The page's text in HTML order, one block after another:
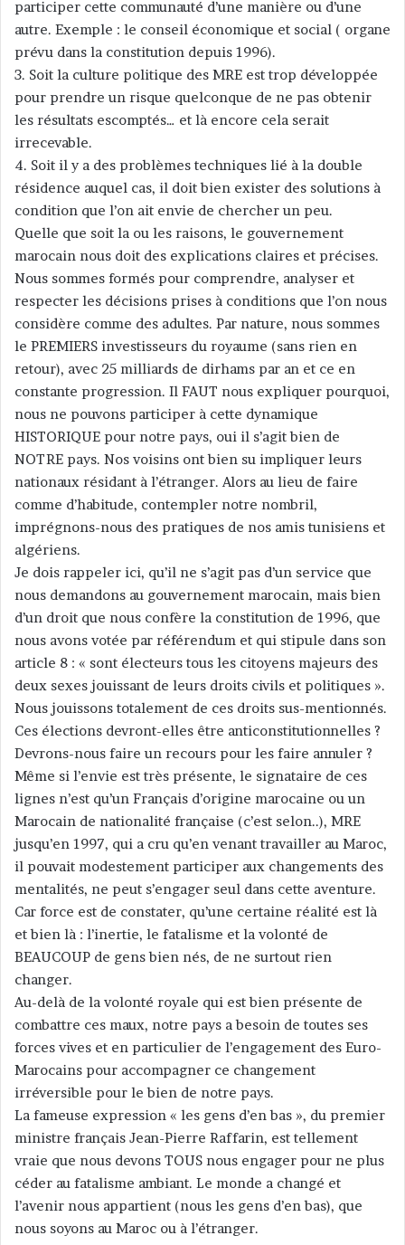
participer cette communauté d’une manière ou d’une
autre. Exemple : le conseil économique et social ( organe
prévu dans la constitution depuis 1996).
3. Soit la culture politique des MRE est trop développée
pour prendre un risque quelconque de ne pas obtenir
les résultats escomptés… et là encore cela serait
irrecevable.
4. Soit il y a des problèmes techniques lié à la double
résidence auquel cas, il doit bien exister des solutions à
condition que l’on ait envie de chercher un peu.
Quelle que soit la ou les raisons, le gouvernement
marocain nous doit des explications claires et précises.
Nous sommes formés pour comprendre, analyser et
respecter les décisions prises à conditions que l’on nous
considère comme des adultes. Par nature, nous sommes
le PREMIERS investisseurs du royaume (sans rien en
retour), avec 25 milliards de dirhams par an et ce en
constante progression. Il FAUT nous expliquer pourquoi,
nous ne pouvons participer à cette dynamique
HISTORIQUE pour notre pays, oui il s’agit bien de
NOTRE pays. Nos voisins ont bien su impliquer leurs
nationaux résidant à l’étranger. Alors au lieu de faire
comme d’habitude, contempler notre nombril,
imprégnons-nous des pratiques de nos amis tunisiens et
algériens.
Je dois rappeler ici, qu’il ne s’agit pas d’un service que
nous demandons au gouvernement marocain, mais bien
d’un droit que nous confère la constitution de 1996, que
nous avons votée par référendum et qui stipule dans son
article 8 : « sont électeurs tous les citoyens majeurs des
deux sexes jouissant de leurs droits civils et politiques ».
Nous jouissons totalement de ces droits sus-mentionnés.
Ces élections devront-elles être anticonstitutionnelles ?
Devrons-nous faire un recours pour les faire annuler ?
Même si l’envie est très présente, le signataire de ces
lignes n’est qu’un Français d’origine marocaine ou un
Marocain de nationalité française (c’est selon..), MRE
jusqu’en 1997, qui a cru qu’en venant travailler au Maroc,
il pouvait modestement participer aux changements des
mentalités, ne peut s’engager seul dans cette aventure.
Car force est de constater, qu’une certaine réalité est là
et bien là : l’inertie, le fatalisme et la volonté de
BEAUCOUP de gens bien nés, de ne surtout rien
changer.
Au-delà de la volonté royale qui est bien présente de
combattre ces maux, notre pays a besoin de toutes ses
forces vives et en particulier de l’engagement des Euro-
Marocains pour accompagner ce changement
irréversible pour le bien de notre pays.
La fameuse expression « les gens d’en bas », du premier
ministre français Jean-Pierre Raffarin, est tellement
vraie que nous devons TOUS nous engager pour ne plus
céder au fatalisme ambiant. Le monde a changé et
l’avenir nous appartient (nous les gens d’en bas), que
nous soyons au Maroc ou à l’étranger.